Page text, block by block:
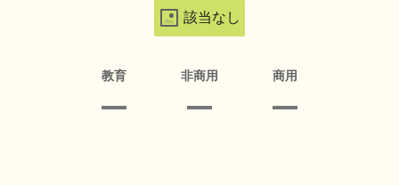
該当なし
教育 非商用 商用